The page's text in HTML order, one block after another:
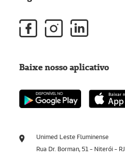
Unimed Leste Fluminense
Rua Dr. Borman, 51 - Niterói - RJ
Baixe nosso aplicativo